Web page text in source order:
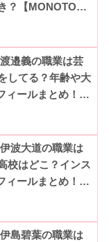
？【MONOTONE
邉義の職業は芸
してる？年齢や大
ールまとめ！
波大道の職業は
校はどこ？インス
ールまとめ！
島碧葉の職業は